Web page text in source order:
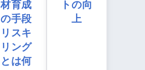
材育成
の手段
リスキ
リング
とは何
トの向
上